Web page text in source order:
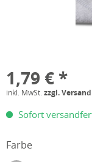
1,79 € *
inkl. MwSt.zzgl.
Sofort
Farbe